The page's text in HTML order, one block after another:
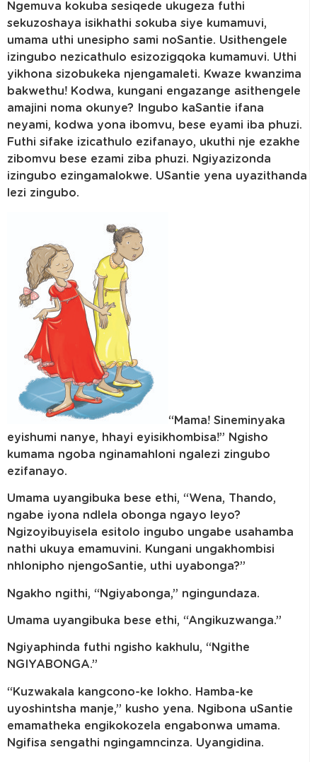
Ngemuva kokuba sesiqede ukugeza futhi
sekuzoshaya isikhathi sokuba siye kumamuvi,
umama uthi unesipho sami noSantie. Usithengele
izingubo nezicathulo esizozigqoka kumamuvi. Uthi
yikhona sizobukeka njengamaleti. Kwaze kwanzima
bakwethu! Kodwa, kungani engazange asithengele
amajini noma okunye? Ingubo kaSantie ifana
neyami, kodwa yona ibomvu, bese eyami iba phuzi.
Futhi sifake izicathulo ezifanayo, ukuthi nje ezakhe
zibomvu bese ezami ziba phuzi. Ngiyazizonda
izingubo ezingamalokwe. USantie yena uyazithanda
lezi zingubo.
“Mama! Sineminyaka
eyishumi nanye, hhayi eyisikhombisa!” Ngisho
kumama ngoba nginamahloni ngalezi zingubo
ezifanayo.
Umama uyangibuka bese ethi, “Wena, Thando,
ngabe iyona ndlela obonga ngayo leyo?
Ngizoyibuyisela esitolo ingubo ungabe usahamba
nathi ukuya emamuvini. Kungani ungakhombisi
nhlonipho njengoSantie, uthi uyabonga?”
Ngakho ngithi, “Ngiyabonga,” ngingundaza.
Umama uyangibuka bese ethi, “Angikuzwanga.”
Ngiyaphinda futhi ngisho kakhulu, “Ngithe
NGIYABONGA.”
“Kuzwakala kangcono-ke lokho. Hamba-ke
uyoshintsha manje,” kusho yena. Ngibona uSantie
emamatheka engikokozela engabonwa umama.
Ngifisa sengathi ngingamncinza. Uyangidina.